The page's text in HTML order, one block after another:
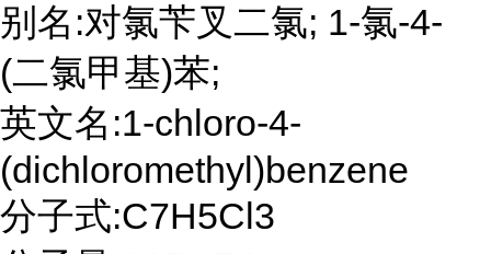
别名:对氯苄叉二氯; 1-氯-4-
(二氯甲基)苯;
英文名:1-chloro-4-
(dichloromethyl)benzene
分子式:C7H5Cl3